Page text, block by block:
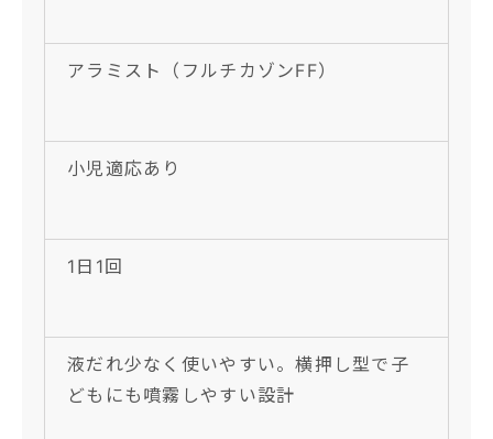
アラミスト（フルチカゾンFF）
小児適応あり
1日1回
液だれ少なく使いやすい。横押し型で子
どもにも噴霧しやすい設計